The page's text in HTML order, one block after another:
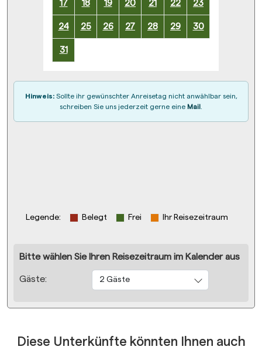
17 18 19 20 21 22 23
24 25 26 27 28 29 30
31
Hinweis:Sollte ihr gewünschter Anreisetag nicht anwählbar sein,
schreiben Sie uns jederzeit gerne eine Mail
Legende: Belegt Frei Ihr Reisezeitraum
Bitte wählen Sie Ihren Reisezeitraum im Kalender aus
Gäste: 2 Gäste
Diese Unterkünfte könnten Ihnen auch